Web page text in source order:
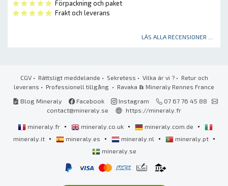
Förpackning och paket
Frakt och leverans
LÄS ALLA RECENSIONER ...
CGV• Rättsligt meddelande • Sekretess • Vilka är vi ?• Retur och
leverans • Professionell tillgång • Ravaka & Mineraly Rennes France
Blog Mineraly
Facebook Instagram
07 67 76 45 88
contact@mineraly.se
https://mineraly.fr
mineraly.fr • mineraly.co.uk • mineraly.com.de •
mineraly.it • mineraly.es • mineraly.nl • mineraly.pt •
mineraly.se